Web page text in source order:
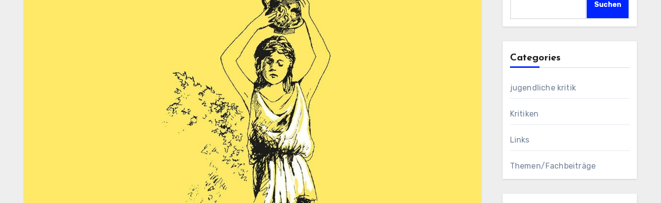
Suchen
Categories
jugendliche kritik
Kritiken
Links
Themen/Fachbeiträge